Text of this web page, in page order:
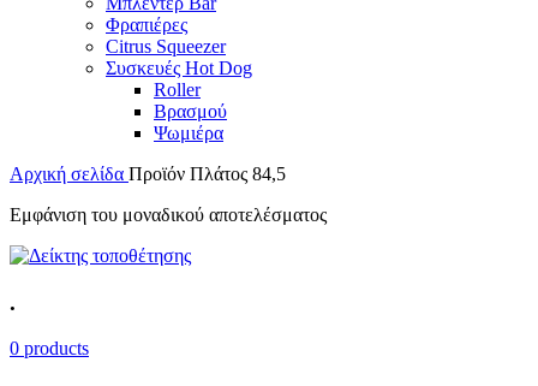
Φραπιέρες
Citrus Squeezer
Συσκευές Hot Dog
Roller
Βρασμού
Ψωμιέρα
Αρχική σελίδα Προϊόν Πλάτος 84,5
Εμφάνιση του μοναδικού αποτελέσματος
.
0 products